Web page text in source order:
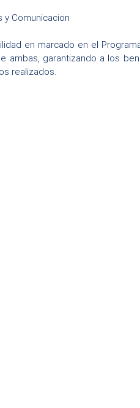
y Comunicacion
en marcado en el
ambas, garantizando a los
realizados.